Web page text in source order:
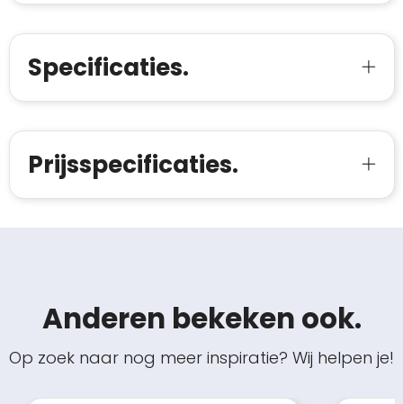
Specificaties.
Prijsspecificaties.
Anderen bekeken ook.
Op zoek naar nog meer inspiratie? Wij helpen je!